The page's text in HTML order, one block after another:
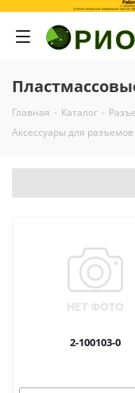
Главная - Каталог -
Аксессуары для
2-100103-0